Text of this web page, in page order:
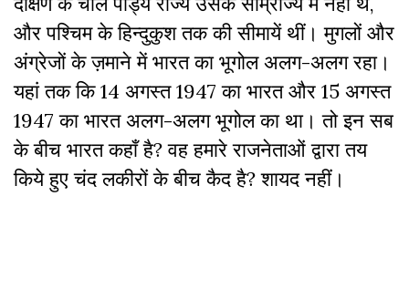
और पश्चिम के हिन्दुकुश तक की सीमायें थीं। मुगलों और
अंग्रेजों के ज़माने में भारत का भूगोल अलग-अलग रहा।
यहां तक कि 14 अगस्त 1947 का भारत और 15 अगस्त
1947 का भारत अलग-अलग भूगोल का था। तो इन सब
के बीच भारत कहाँ है? वह हमारे राजनेताओं द्वारा तय
किये हुए चंद लकीरों के बीच कैद है? शायद नहीं।